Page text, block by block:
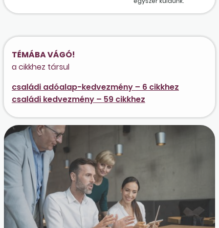
TÉMÁBA VÁGÓ!
a cikkhez társul
családi adóalap-kedvezmény – 6 cikkhez
családi kedvezmény – 59 cikkhez